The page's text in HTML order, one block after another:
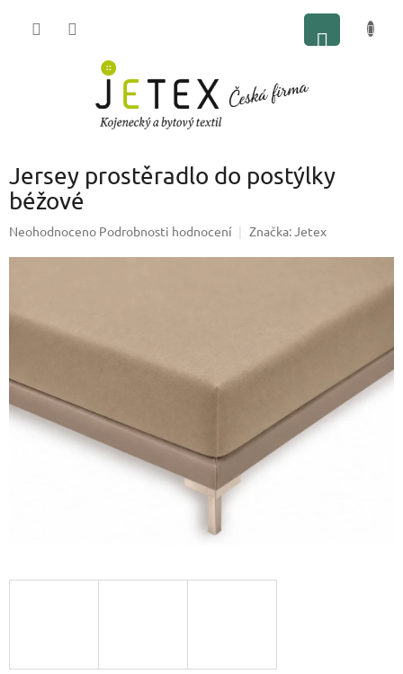
Jersey prostěradlo do postýlky
béžové
Průměrné
z
Neohodnoceno Podrobnosti hodnocení Značka:Jetex